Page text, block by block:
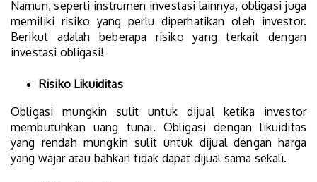
Namun, seperti instrumen investasi lainnya, obligasi juga
memiliki risiko yang perlu diperhatikan oleh investor.
Berikut adalah beberapa risiko yang terkait dengan
investasi obligasi!
Risiko Likuiditas
Obligasi mungkin sulit untuk dijual ketika investor
membutuhkan uang tunai. Obligasi dengan likuiditas
yang rendah mungkin sulit untuk dijual dengan harga
yang wajar atau bahkan tidak dapat dijual sama sekali.